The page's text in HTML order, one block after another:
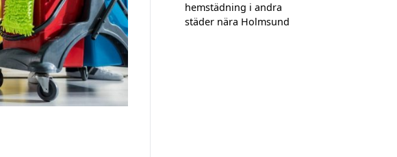
hemstädning i andra
städer nära Holmsund